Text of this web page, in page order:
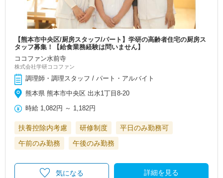
【熊本市中央区/厨房スタッフ/パート】学研の高齢者住宅の厨房ス
タッフ募集！【給食業務経験は問いません】
ココファン水前寺
株式会社学研ココファン
調理師・調理スタッフ / パート・アルバイト
熊本県 熊本市中央区 出水1丁目8-20
時給 1,082円 ～ 1,182円
扶養控除内考慮 研修制度
平日のみ勤務可
午前のみ勤務
午後のみ勤務
詳細を見る
気になる